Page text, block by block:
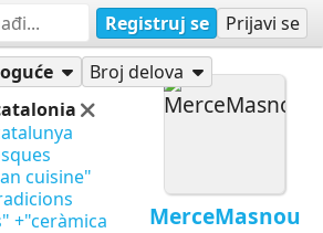
Registruj se Prijavi se
MerceMasnou
Broj delova
cuisine"
+"ceràmica